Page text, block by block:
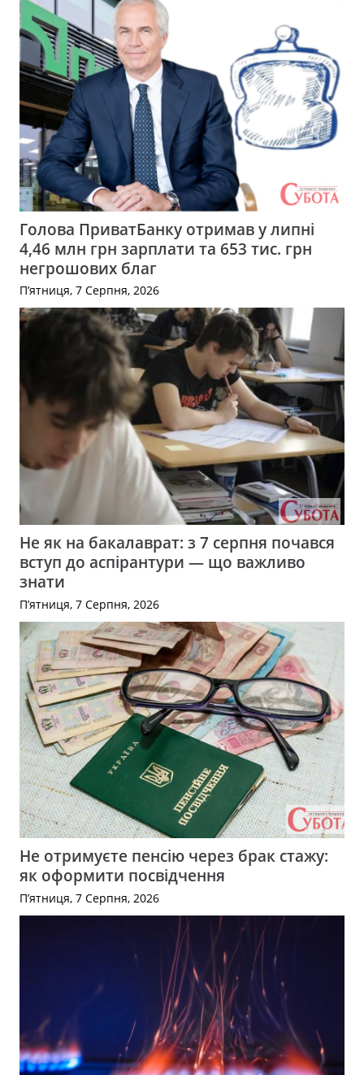
Голова ПриватБанку отримав у липні
4,46 млн грн зарплати та 653 тис. грн
негрошових благ
П’ятниця, 7 Серпня, 2026
Не як на бакалаврат: з 7 серпня почався
вступ до аспірантури — що важливо
знати
П’ятниця, 7 Серпня, 2026
Не отримуєте пенсію через брак стажу:
як оформити посвідчення
П’ятниця, 7 Серпня, 2026